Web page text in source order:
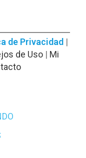
de Privacidad |
de Uso| Mi